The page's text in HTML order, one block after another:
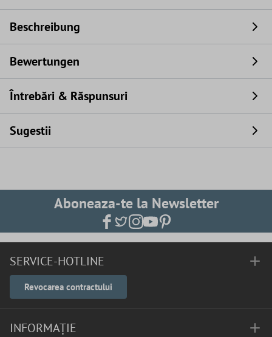
Beschreibung
Bewertungen
Întrebări & Răspunsuri
Sugestii
Aboneaza-te la Newsletter
SERVICE-HOTLINE
Revocarea contractului
INFORMAȚIE